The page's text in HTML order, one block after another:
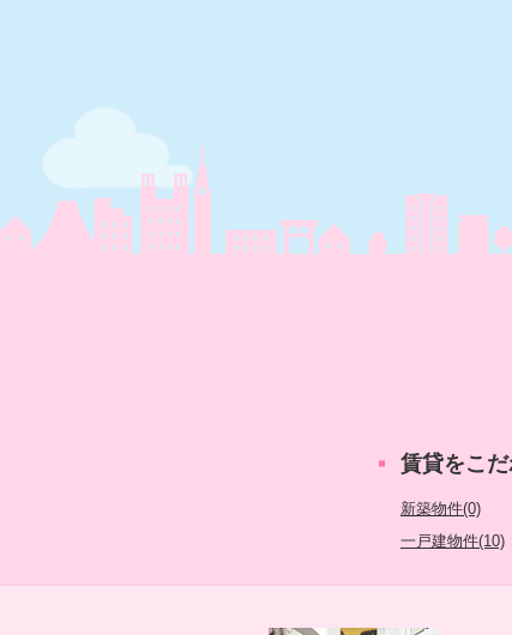
賃貸をこ
新築物件(0)
一戸建物件(10)